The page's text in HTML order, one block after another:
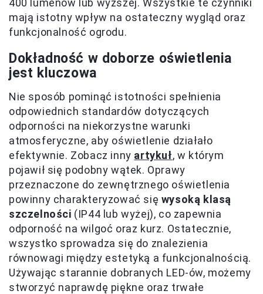
400 lumenów lub wyższej. Wszystkie te czynniki
mają istotny wpływ na ostateczny wygląd oraz
funkcjonalność ogrodu.
Dokładność w doborze oświetlenia
jest kluczowa
Nie sposób pominąć istotności spełnienia
odpowiednich standardów dotyczących
odporności na niekorzystne warunki
atmosferyczne, aby oświetlenie działało
efektywnie. Zobacz inny artykuł, w którym
pojawił się podobny wątek. Oprawy
przeznaczone do zewnętrznego oświetlenia
powinny charakteryzować się wysoką klasą
szczelności (IP44 lub wyżej), co zapewnia
odporność na wilgoć oraz kurz. Ostatecznie,
wszystko sprowadza się do znalezienia
równowagi między estetyką a funkcjonalnością.
Używając starannie dobranych LED-ów, możemy
stworzyć naprawdę piękne oraz trwałe